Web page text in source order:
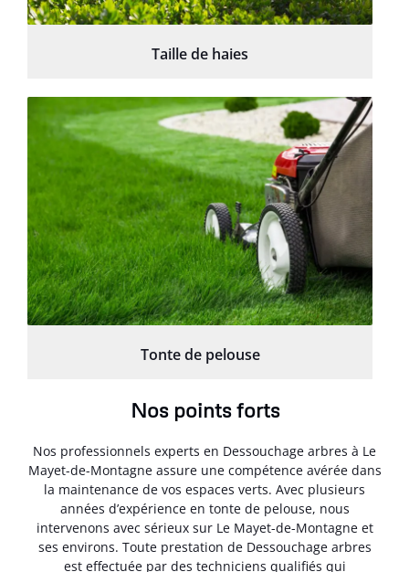
Taille de haies
Tonte de pelouse
Nos points forts
Nos professionnels experts en Dessouchage arbres à Le
Mayet-de-Montagne assure une compétence avérée dans
la maintenance de vos espaces verts. Avec plusieurs
années d’expérience en tonte de pelouse, nous
intervenons avec sérieux sur Le Mayet-de-Montagne et
ses environs. Toute prestation de Dessouchage arbres
est effectuée par des techniciens qualifiés qui